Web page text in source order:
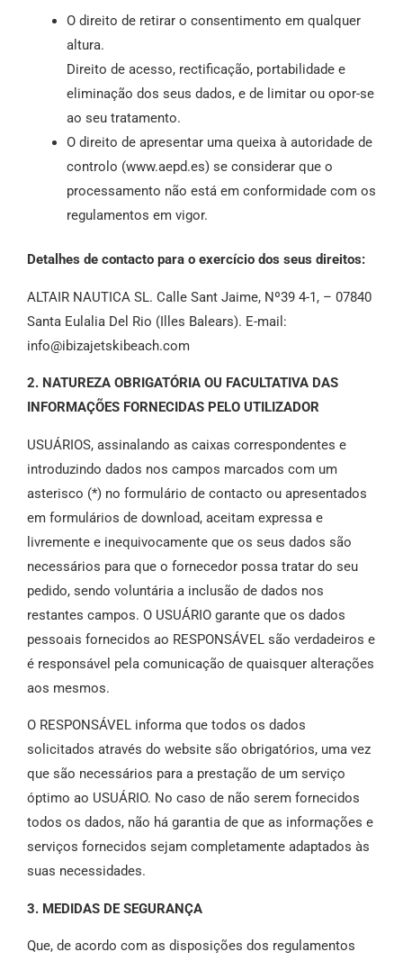
O direito de retirar o consentimento em qualquer
altura.
Direito de acesso, rectificação, portabilidade e
eliminação dos seus dados, e de limitar ou opor-se
ao seu tratamento.
O direito de apresentar uma queixa à autoridade de
controlo (www.aepd.es) se considerar que o
processamento não está em conformidade com os
regulamentos em vigor.
Detalhes de contacto para o exercício dos seus direitos:
ALTAIR NAUTICA SL. Calle Sant Jaime, Nº39 4-1, – 07840
Santa Eulalia Del Rio (Illes Balears). E-mail:
info@ibizajetskibeach.com
2. NATUREZA OBRIGATÓRIA OU FACULTATIVA DAS
INFORMAÇÕES FORNECIDAS PELO UTILIZADOR
USUÁRIOS, assinalando as caixas correspondentes e
introduzindo dados nos campos marcados com um
asterisco (*) no formulário de contacto ou apresentados
em formulários de download, aceitam expressa e
livremente e inequivocamente que os seus dados são
necessários para que o fornecedor possa tratar do seu
pedido, sendo voluntária a inclusão de dados nos
restantes campos. O USUÁRIO garante que os dados
pessoais fornecidos ao RESPONSÁVEL são verdadeiros e
é responsável pela comunicação de quaisquer alterações
aos mesmos.
O RESPONSÁVEL informa que todos os dados
solicitados através do website são obrigatórios, uma vez
que são necessários para a prestação de um serviço
óptimo ao USUÁRIO. No caso de não serem fornecidos
todos os dados, não há garantia de que as informações e
serviços fornecidos sejam completamente adaptados às
suas necessidades.
3. MEDIDAS DE SEGURANÇA
Que, de acordo com as disposições dos regulamentos